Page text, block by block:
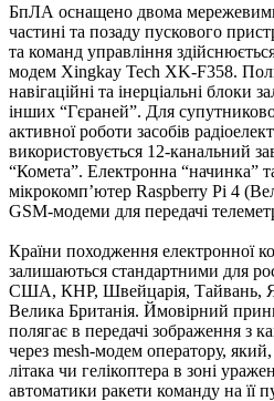
БпЛА оснащено двома
частині та позаду пускового
та команд управління
модем Xingkay Tech XK-F358.
навігаційні та інерціальні
інших “Гєраней”. Для
активної роботи засобів
використовується 12-канальний
“Комета”. Електронна “начинка”
мікрокомп’ютер Raspberry Pi 4
GSM-модеми для передачі
Країни походження електронної
залишаються стандартними для
США, КНР, Швейцарія, Тайвань,
Велика Британія. Ймовірний
полягає в передачі зображення з
через mesh-модем оператору, який,
літака чи гелікоптера в зоні
автоматики ракети команду на її